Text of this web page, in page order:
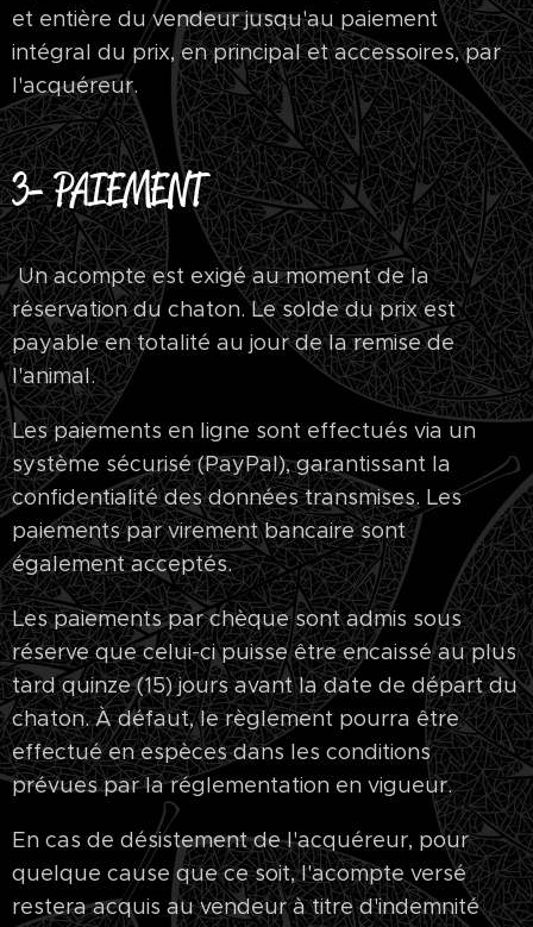
et entière du vendeur jusqu'au paiement
intégral du prix, en principal et accessoires, par
l'acquéreur.
3- PAIEMENT
Un acompte est exigé au moment de la
réservation du chaton. Le solde du prix est
payable en totalité au jour de la remise de
l'animal.
Les paiements en ligne sont effectués via un
système sécurisé (PayPal), garantissant la
confidentialité des données transmises. Les
paiements par virement bancaire sont
également acceptés.
Les paiements par chèque sont admis sous
réserve que celui-ci puisse être encaissé au plus
tard quinze (15) jours avant la date de départ du
chaton. À défaut, le règlement pourra être
effectué en espèces dans les conditions
prévues par la réglementation en vigueur.
En cas de désistement de l'acquéreur, pour
quelque cause que ce soit, l'acompte versé
restera acquis au vendeur à titre d'indemnité